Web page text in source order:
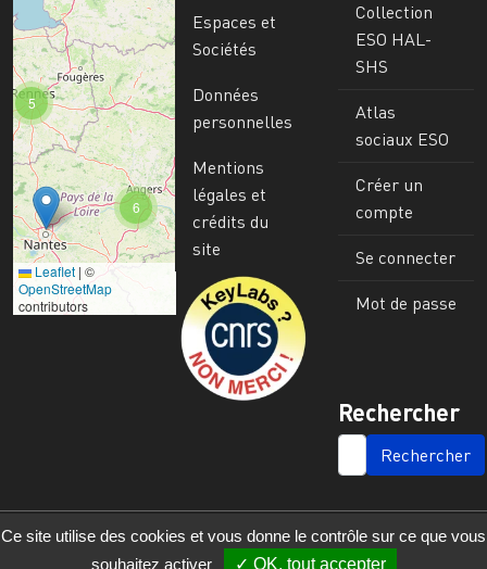
6
5
Leaflet | ©
OpenStreetMap
contributors
Espaces et
Sociétés
Données
personnelles
Mentions
légales et
crédits du
site
Image
Collection
ESO HAL-
SHS
Atlas
sociaux ESO
Créer un
compte
Se connecter
Mot de passe
Rechercher
SEARCH
Ce site utilise des cookies et vous donne le contrôle sur ce que vous
souhaitez activer
OK, tout accepter